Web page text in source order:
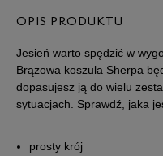
XXL
XXXL
OPIS PRODUKTU
Jesień warto spędzić w
Brązowa koszula Sherpa
dopasujesz ją do wielu
sytuacjach. Sprawdź, jaka
prosty krój